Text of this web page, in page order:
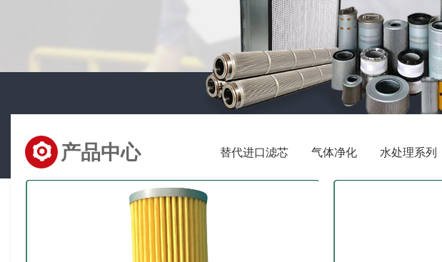
产品中心 替代进口滤芯 气体净化 水处理系列